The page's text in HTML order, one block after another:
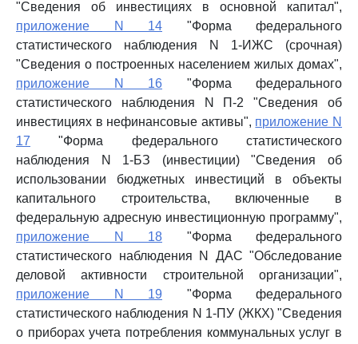
"Сведения об инвестициях в основной капитал",
приложение N 14 "Форма федерального
статистического наблюдения N 1-ИЖС (срочная)
"Сведения о построенных населением жилых домах",
приложение N 16 "Форма федерального
статистического наблюдения N П-2 "Сведения об
инвестициях в нефинансовые активы", приложение N
17 "Форма федерального статистического
наблюдения N 1-БЗ (инвестиции) "Сведения об
использовании бюджетных инвестиций в объекты
капитального строительства, включенные в
федеральную адресную инвестиционную программу",
приложение N 18 "Форма федерального
статистического наблюдения N ДАС "Обследование
деловой активности строительной организации",
приложение N 19 "Форма федерального
статистического наблюдения N 1-ПУ (ЖКХ) "Сведения
о приборах учета потребления коммунальных услуг в